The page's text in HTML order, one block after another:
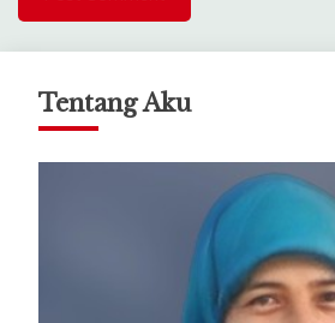
Tentang Aku